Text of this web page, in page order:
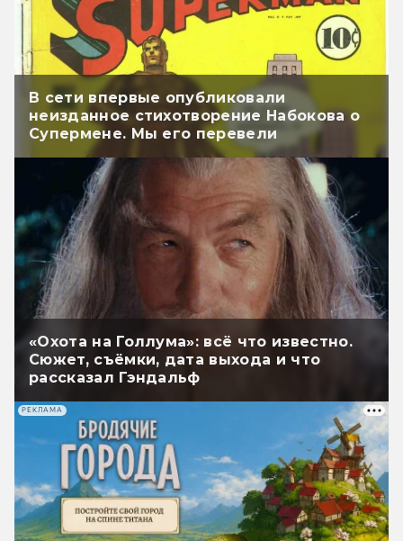
В сети впервые опубликовали
неизданное стихотворение Набокова о
Супермене. Мы его перевели
«Охота на Голлума»: всё что известно.
Сюжет, съёмки, дата выхода и что
рассказал Гэндальф
РЕКЛАМА